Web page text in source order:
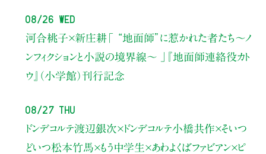
08/26 Wed
河合桃子×新庄耕「 “地面師”に惹かれた者たち〜ノ
ンフィクションと小説の境界線〜 」
『地面師連絡役カト
ウ』（小学館）刊行記念
08/27 Thu
ドンデコルテ渡辺銀次×ドンデコルテ小橋共作×そいつ
どいつ松本竹馬×もう中学生×あわよくばファビアン×ピ